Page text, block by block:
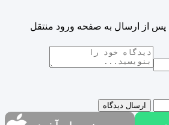
پس از ارسال به صفحه ورود منتقل
ارسال دیدگاه